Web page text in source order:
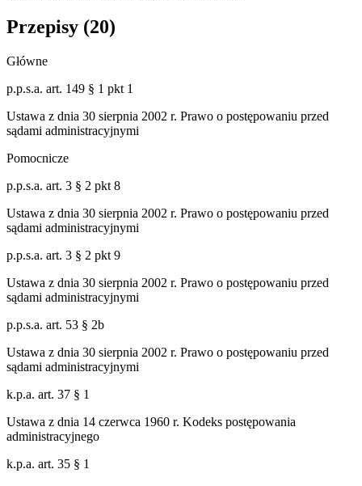
Przepisy (20)
Główne
p.p.s.a. art. 149 § 1 pkt 1
Ustawa z dnia 30 sierpnia 2002 r. Prawo o postępowaniu przed
sądami administracyjnymi
Pomocnicze
p.p.s.a. art. 3 § 2 pkt 8
Ustawa z dnia 30 sierpnia 2002 r. Prawo o postępowaniu przed
sądami administracyjnymi
p.p.s.a. art. 3 § 2 pkt 9
Ustawa z dnia 30 sierpnia 2002 r. Prawo o postępowaniu przed
sądami administracyjnymi
p.p.s.a. art. 53 § 2b
Ustawa z dnia 30 sierpnia 2002 r. Prawo o postępowaniu przed
sądami administracyjnymi
k.p.a. art. 37 § 1
Ustawa z dnia 14 czerwca 1960 r. Kodeks postępowania
administracyjnego
k.p.a. art. 35 § 1